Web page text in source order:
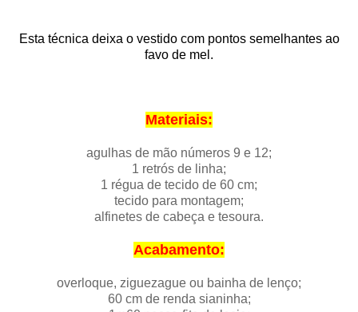
Esta técnica deixa o vestido com pontos semelhantes ao
favo de mel.
Materiais:
agulhas de mão números 9 e 12;
1 retrós de linha;
1 régua de tecido de 60 cm;
tecido para montagem;
alfinetes de cabeça e tesoura.
Acabamento:
overloque, ziguezague ou bainha de lenço;
60 cm de renda sianinha;